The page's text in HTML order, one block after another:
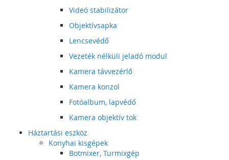
Videó stabilizátor
Objektívsapka
Lencsevédő
Vezeték nélküli jeladó modul
Kamera távvezérlő
Kamera konzol
Fotóalbum, lapvédő
Kamera objektív tok
Háztartási eszköz
Konyhai kisgépek
Botmixer, Turmixgép